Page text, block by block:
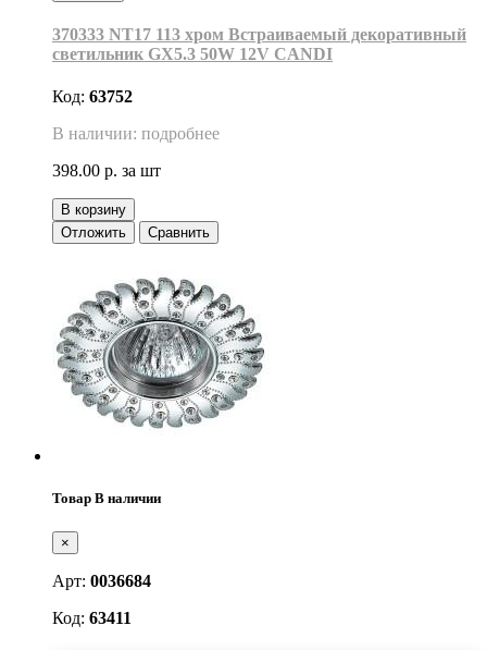
370333 NT17 113 хром Встраиваемый декоративный
светильник GX5.3 50W 12V CANDI
Код: 63752
В наличии: подробнее
398.00 р. за шт
В корзину
Отложить
Сравнить
Товар В наличии
×
Арт: 0036684
Код: 63411